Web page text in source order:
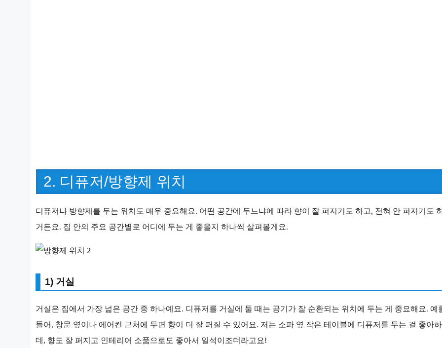
2. 디퓨저/방향제 위치
디퓨저나 방향제를 두는 위치도 매우 중요해요. 어떤 공간에 두느냐에 따라 향이 잘 퍼지기도 하고, 전혀 안 퍼지기도
거든요. 집 안의 주요 공간별로 어디에 두는 게 좋을지 하나씩 살펴볼게요.
1) 거실
거실은 집에서 가장 넓은 공간 중 하나예요. 디퓨저를 거실에 둘 때는 공기가 잘 순환되는 위치에 두는 게 중요해요. 예
들어, 창문 옆이나 에어컨 근처에 두면 향이 더 잘 퍼질 수 있어요. 저는 소파 옆 작은 테이블에 디퓨저를 두는 걸 좋아
데, 향도 잘 퍼지고 인테리어 소품으로도 좋아서 일석이조더라고요!